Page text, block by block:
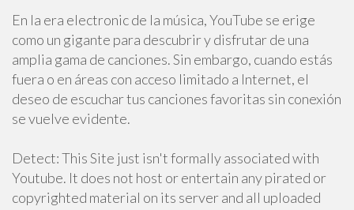
En la era electronic de la música, YouTube se erige
como un gigante para descubrir y disfrutar de una
amplia gama de canciones. Sin embargo, cuando estás
fuera o en áreas con acceso limitado a Internet, el
deseo de escuchar tus canciones favoritas sin conexión
se vuelve evidente.
Detect: This Site just isn't formally associated with
Youtube. It does not host or entertain any pirated or
copyrighted material on its server and all uploaded